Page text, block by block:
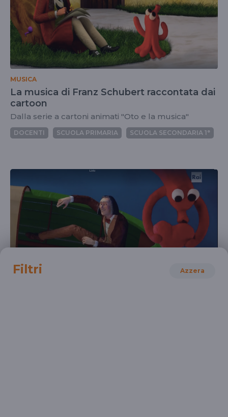
MUSICA
La musica di Franz Schubert raccontata dai
cartoon
Dalla serie a cartoni animati "Oto e la musica"
DOCENTI SCUOLA PRIMARIA SCUOLA SECONDARIA 1°
Filtri Azzera